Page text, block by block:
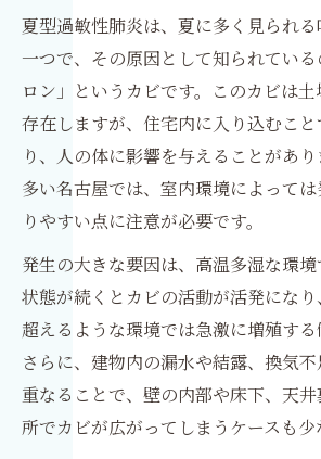
夏型過敏性肺炎は、夏に多く見られ
一つで、その原因として知られてい
ロン」というカビです。このカビは
存在しますが、住宅内に入り込むこ
り、人の体に影響を与えることがあ
多い名古屋では、室内環境によって
りやすい点に注意が必要です。
発生の大きな要因は、高温多湿な環
状態が続くとカビの活動が活発にな
超えるような環境では急激に増殖する
さらに、建物内の漏水や結露、換気
重なることで、壁の内部や床下、天
所でカビが広がってしまうケースも少